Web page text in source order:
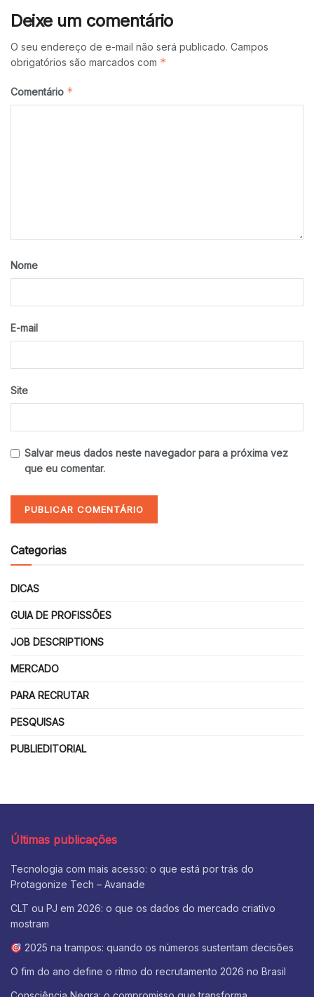
Deixe um comentário
O seu endereço de e-mail não será publicado. Campos
obrigatórios são marcados com *
Comentário *
Nome
E-mail
Site
Salvar meus dados neste navegador para a próxima vez
que eu comentar.
Categorias
DICAS
GUIA DE PROFISSÕES
JOB DESCRIPTIONS
MERCADO
PARA RECRUTAR
PESQUISAS
PUBLIEDITORIAL
Últimas publicações
Tecnologia com mais acesso: o que está por trás do
Protagonize Tech – Avanade
CLT ou PJ em 2026: o que os dados do mercado criativo
mostram
2025 na trampos: quando os números sustentam decisões
O fim do ano define o ritmo do recrutamento 2026 no Brasil